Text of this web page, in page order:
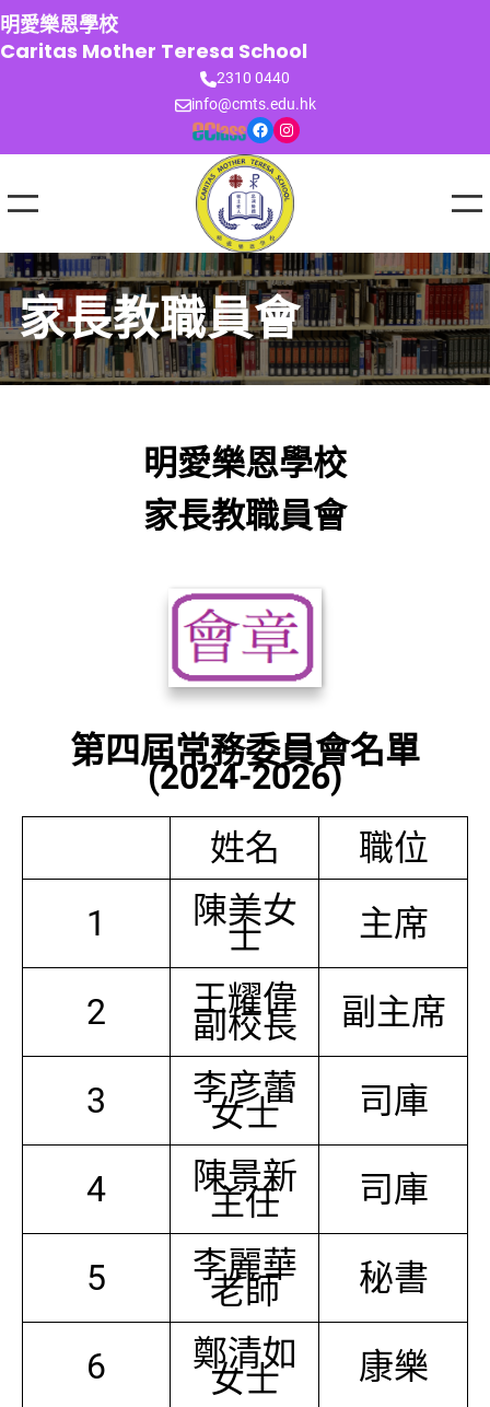
跳
至
主
明愛樂恩學校
Caritas Mother Teresa School
2310 0440
info@cmts.edu.hk
Facebook Instagram
家長教職員會
明愛樂恩學校
家長教職員會
第四屆常務委員會名單
(2024-2026)
姓名
職位
1
陳美女
士 主席
2 王耀偉
副校長 副主席
3 李彦蕾
女士 司庫
4 陳景新
主任 司庫
5 李麗華
老師 秘書
6 鄭清如
女士 康樂